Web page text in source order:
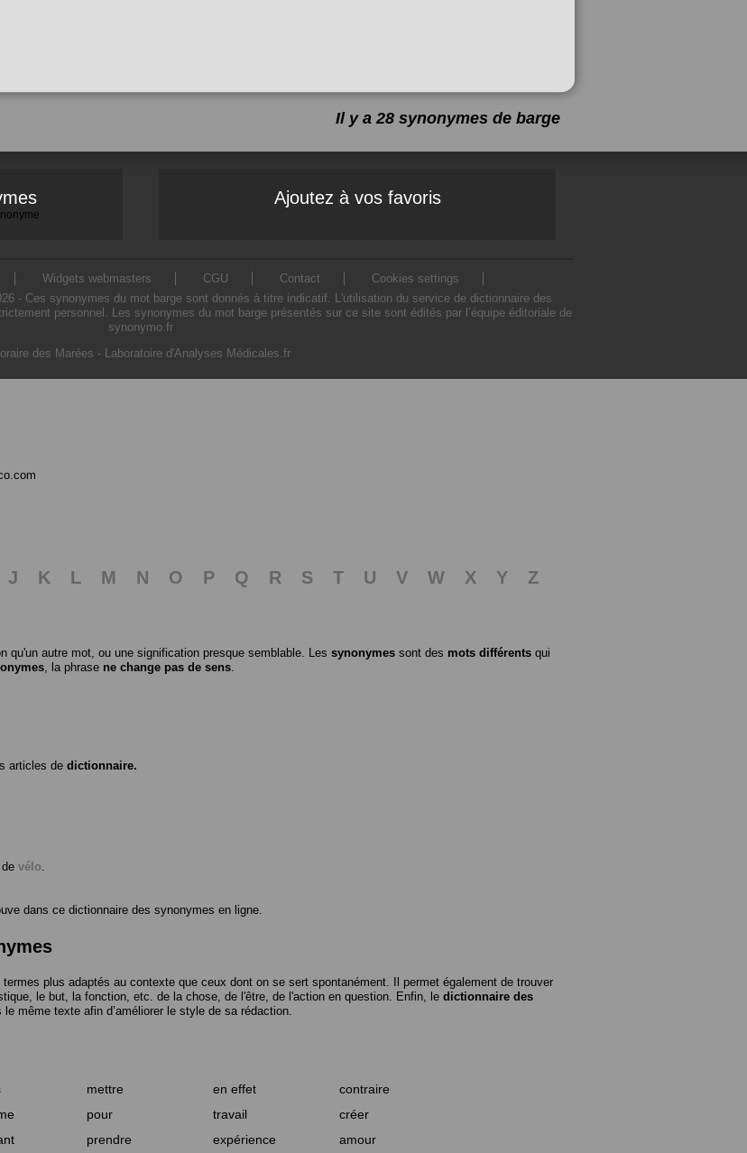
Il y a 28 synonymes de barge
Ajoutez à vos favoris
Widgets webmasters CGU Contact
Cookies settings
- Ces synonymes du mot barge sont donnés à titre indicatif. L'utilisation du service de dictionnaire des
personnel. Les synonymes du mot barge présentés sur ce site sont édités par l’équipe éditoriale de
synonymo.fr
des Marées - Laboratoire d'Analyses Médicales.fr
J K L M N O P Q R S T U V W X Y
Z
qu'un autre mot, ou une signification presque semblable. Les synonymes sont des mots différents qui
, la phrase ne change pas de sens.
articles de dictionnaire.
vélo.
dans ce dictionnaire des synonymes en ligne.
termes plus adaptés au contexte que ceux dont on se sert spontanément. Il permet également de trouver
le but, la fonction, etc. de la chose, de l'être, de l'action en question. Enfin, le dictionnaire des
même texte afin d’améliorer le style de sa rédaction.
mettre en effet
contraire
pour travail
créer
prendre expérience amour